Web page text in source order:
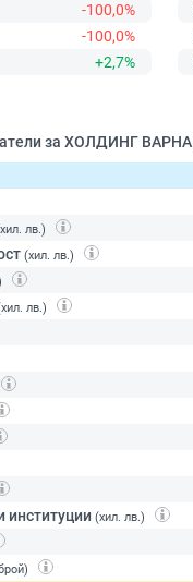
-100,0%
-100,0%
+2,7%
за ХОЛДИНГ
лв.)
(хил. лв.)
лв.)
(хил. лв.)